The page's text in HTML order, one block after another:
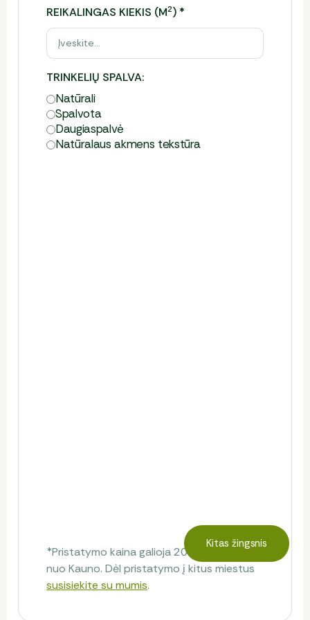
REIKALINGAS KIEKIS (M2)*
TRINKELIŲ SPALVA:
Natūrali
Spalvota
Daugiaspalvė
Natūralaus akmens tekstūra
Kitas žingsnis
*Pristatymo kaina galioja 20 km spinduliu
nuo Kauno. Dėl pristatymo į kitus miestus
susisiekite su mumis.